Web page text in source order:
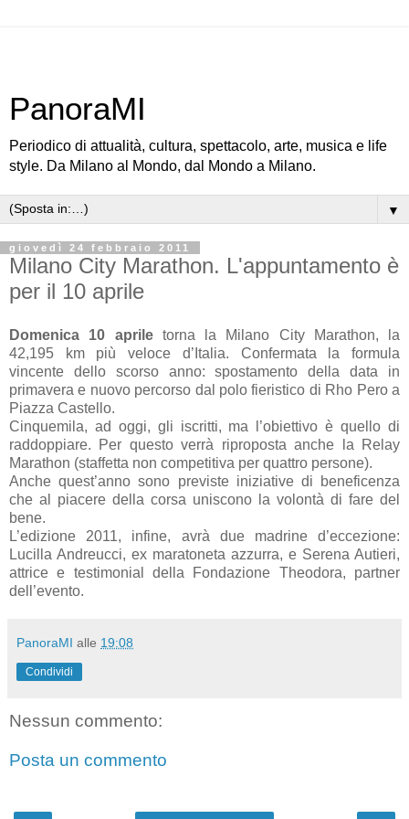
PanoraMI
Periodico di attualità, cultura, spettacolo, arte, musica e life
style. Da Milano al Mondo, dal Mondo a Milano.
▼
giovedì 24 febbraio 2011
Milano City Marathon. L'appuntamento è
per il 10 aprile
Domenica 10 apriletorna la Milano City Marathon, la
42,195 km più veloce d’Italia. Confermata la formula
vincente dello scorso anno: spostamento della data in
primavera e nuovo percorso dal polo fieristico di Rho Pero a
Piazza Castello.
Cinquemila, ad oggi, gli iscritti, ma l’obiettivo è quello di
raddoppiare. Per questo verrà riproposta anche la Relay
Marathon (staffetta non competitiva per quattro persone).
Anche quest’anno sono previste iniziative di beneficenza
che al piacere della corsa uniscono la volontà di fare del
bene.
L’edizione 2011, infine, avrà due madrine d’eccezione:
Lucilla Andreucci, ex maratoneta azzurra, e Serena Autieri,
attrice e testimonial della Fondazione Theodora, partner
dell’evento.
PanoraMI alle 19:08
Condividi
Nessun commento:
Posta un commento